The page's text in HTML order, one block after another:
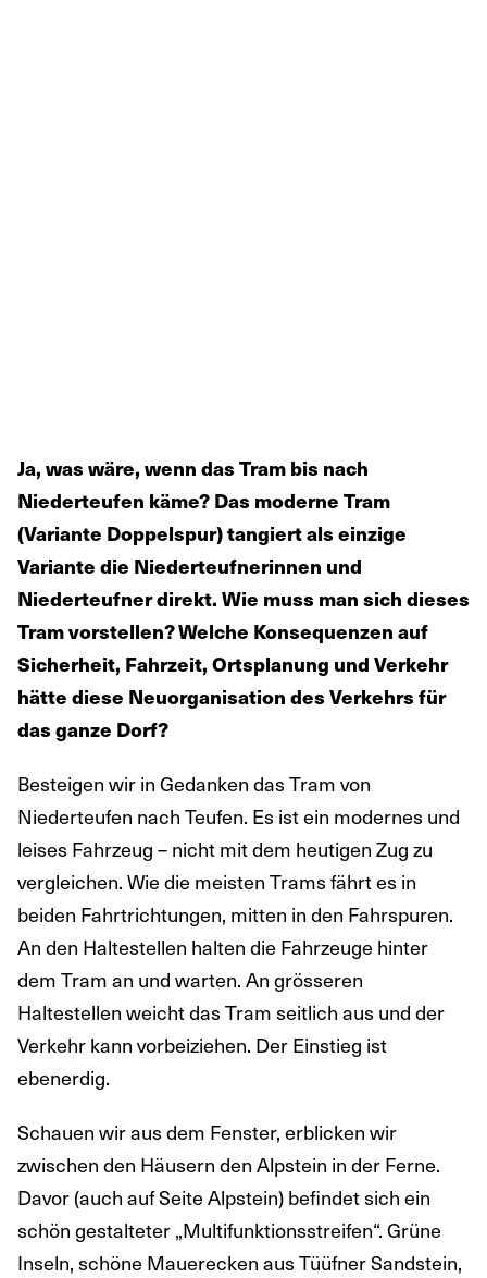
Ja, was wäre, wenn das Tram bis nach
Niederteufen käme? Das moderne Tram
(Variante Doppelspur) tangiert als einzige
Variante die Niederteufnerinnen und
Niederteufner direkt. Wie muss man sich dieses
Tram vorstellen? Welche Konsequenzen auf
Sicherheit, Fahrzeit, Ortsplanung und Verkehr
hätte diese Neuorganisation des Verkehrs für
das ganze Dorf?
Besteigen wir in Gedanken das Tram von
Niederteufen nach Teufen. Es ist ein modernes und
leises Fahrzeug – nicht mit dem heutigen Zug zu
vergleichen. Wie die meisten Trams fährt es in
beiden Fahrtrichtungen, mitten in den Fahrspuren.
An den Haltestellen halten die Fahrzeuge hinter
dem Tram an und warten. An grösseren
Haltestellen weicht das Tram seitlich aus und der
Verkehr kann vorbeiziehen. Der Einstieg ist
ebenerdig.
Schauen wir aus dem Fenster, erblicken wir
zwischen den Häusern den Alpstein in der Ferne.
Davor (auch auf Seite Alpstein) befindet sich ein
schön gestalteter „Multifunktionsstreifen“. Grüne
Inseln, schöne Mauerecken aus Tüüfner Sandstein,